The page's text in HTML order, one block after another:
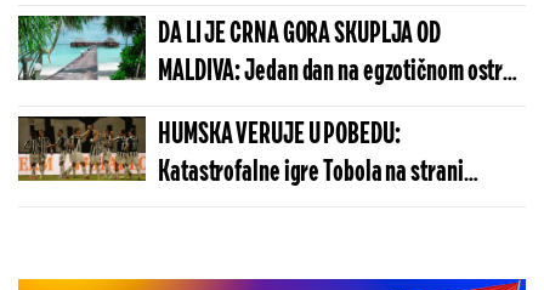
DA LI JE CRNA GORA SKUPLJA OD
MALDIVA: Jedan dan na egzotičnom ostrvu
može da košta manje nego u Budvi
HUMSKA VERUJE U POBEDU:
Katastrofalne igre Tobola na strani
ulivaju samopouzdanje Partizanu